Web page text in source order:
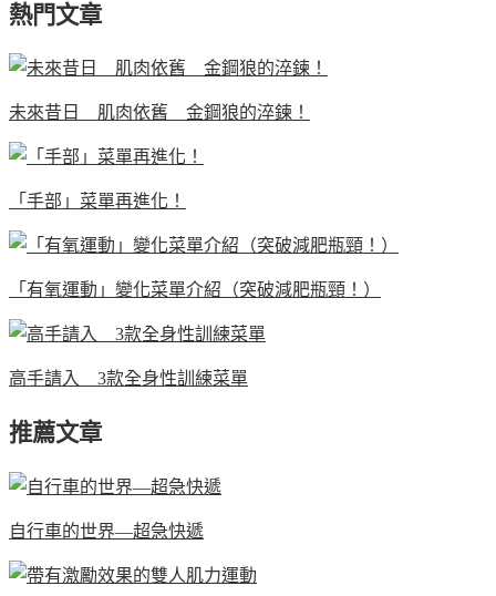
熱門文章
未來昔日 肌肉依舊 金鋼狼的淬鍊！
「手部」菜單再進化！
「有氧運動」變化菜單介紹（突破減肥瓶頸！）
高手請入 3款全身性訓練菜單
推薦文章
自行車的世界—超急快遞